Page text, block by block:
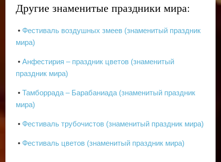
Другие знаменитые праздники мира:
• Фестиваль воздушных змеев (знаменитый праздник
мира)
•Анфестирия – праздник цветов (знаменитый
праздник мира)
•Тамборрада – Барабаниада (знаменитый праздник
мира)
• Фестиваль трубочистов (знаменитый праздник мира)
• Фестиваль цветов (знаменитый праздник мира)